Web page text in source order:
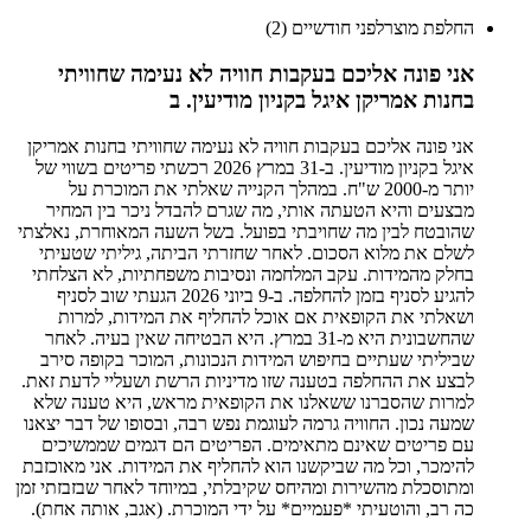
החלפת מוצרלפני חודשיים (2)
אני פונה אליכם בעקבות חוויה לא נעימה שחוויתי
בחנות אמריקן איגל בקניון מודיעין. ב
אני פונה אליכם בעקבות חוויה לא נעימה שחוויתי בחנות אמריקן
איגל בקניון מודיעין. ב-31 במרץ 2026 רכשתי פריטים בשווי של
יותר מ-2000 ש"ח. במהלך הקנייה שאלתי את המוכרת על
מבצעים והיא הטעתה אותי, מה שגרם להבדל ניכר בין המחיר
שהובטח לבין מה שחויבתי בפועל. בשל השעה המאוחרת, נאלצתי
לשלם את מלוא הסכום. לאחר שחזרתי הביתה, גיליתי שטעיתי
בחלק מהמידות. עקב המלחמה ונסיבות משפחתיות, לא הצלחתי
להגיע לסניף בזמן להחלפה. ב-9 ביוני 2026 הגעתי שוב לסניף
ושאלתי את הקופאית אם אוכל להחליף את המידות, למרות
שהחשבונית היא מ-31 במרץ. היא הבטיחה שאין בעיה. לאחר
שביליתי שעתיים בחיפוש המידות הנכונות, המוכר בקופה סירב
לבצע את ההחלפה בטענה שזו מדיניות הרשת ושעליי לדעת זאת.
למרות שהסברנו ששאלנו את הקופאית מראש, היא טענה שלא
שמעה נכון. החוויה גרמה לעוגמת נפש רבה, ובסופו של דבר יצאנו
עם פריטים שאינם מתאימים. הפריטים הם דגמים שממשיכים
להימכר, וכל מה שביקשנו הוא להחליף את המידות. אני מאוכזבת
ומתוסכלת מהשירות ומהיחס שקיבלתי, במיוחד לאחר שבזבזתי זמן
כה רב, והוטעיתי *פעמיים* על ידי המוכרת. (אגב, אותה אחת).